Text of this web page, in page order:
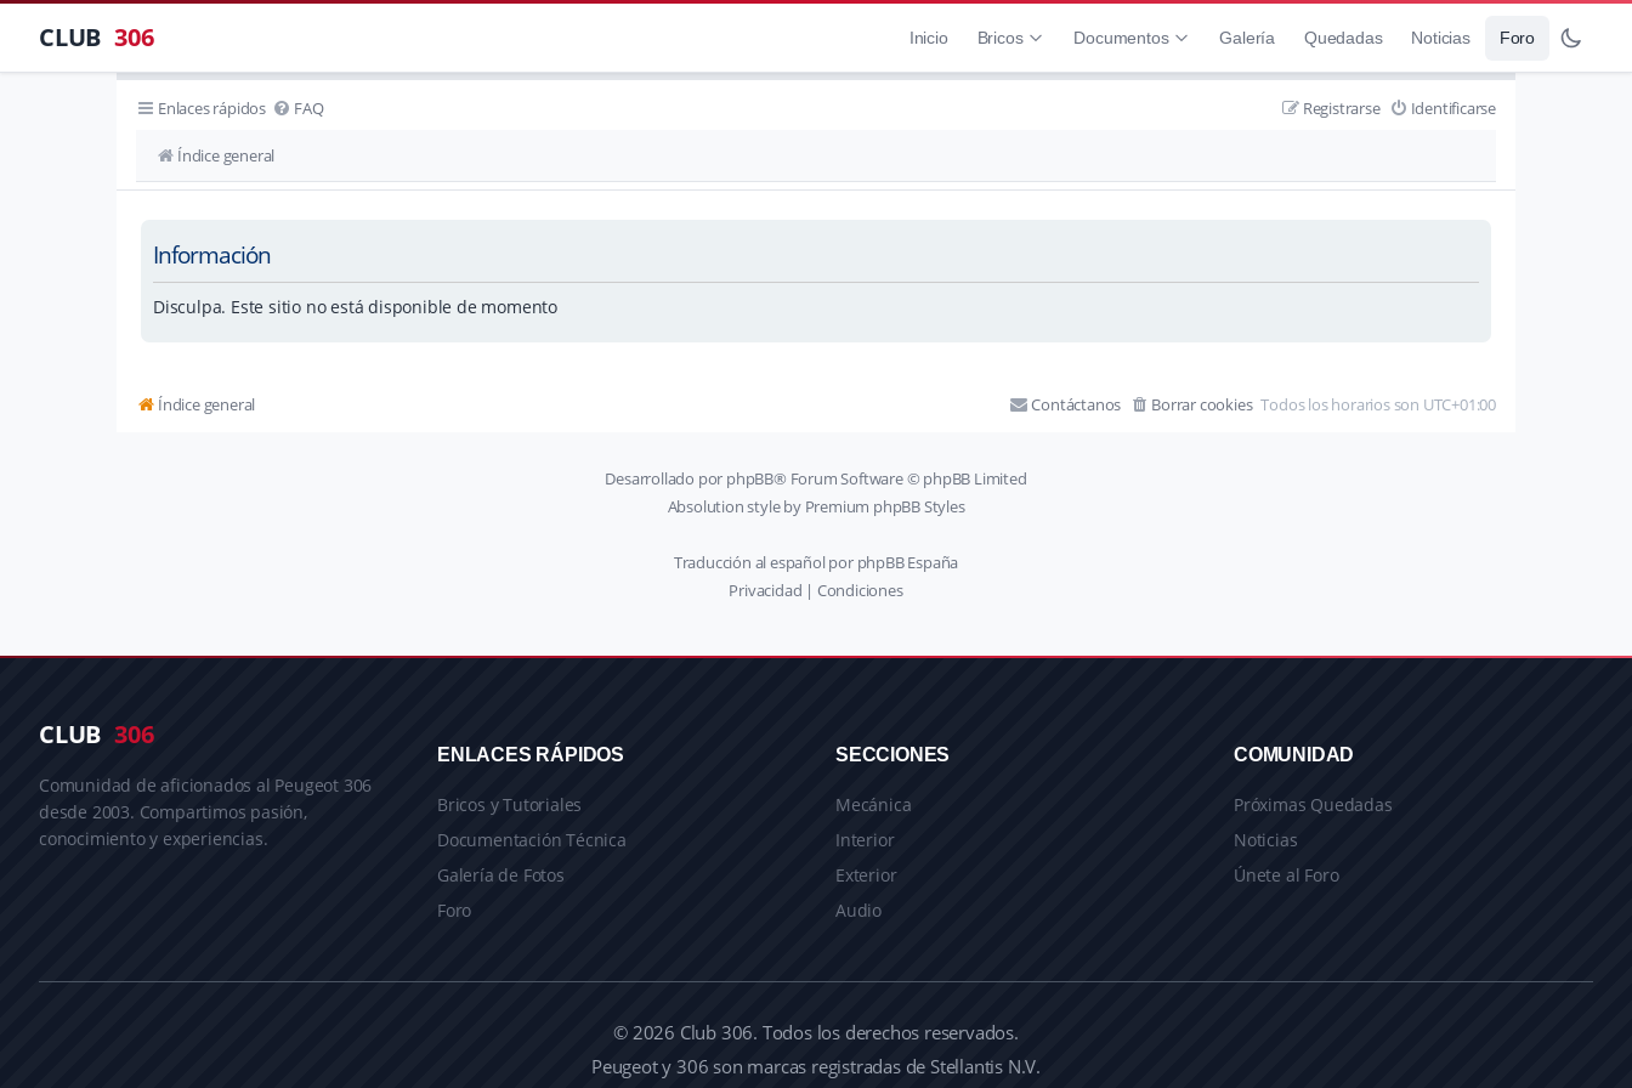
CLUB 306 Inicio Bricos Documentos Galería Quedadas Noticias Foro
Enlaces rápidos FAQ Identificarse
Registrarse
Índice general
Información
Disculpa. Este sitio no está disponible de momento
Índice general Todos los horarios son UTC+01:00
Borrar cookies
Contáctanos
Desarrollado por phpBB® Forum Software © phpBB Limited
Absolution style by Premium phpBB Styles
Traducción al español por phpBB España
Privacidad | Condiciones
CLUB 306
Comunidad de aficionados al Peugeot 306
desde 2003. Compartimos pasión,
conocimiento y experiencias.
ENLACES RÁPIDOS
Bricos y Tutoriales
Documentación Técnica
Galería de Fotos
Foro
SECCIONES
Mecánica
Interior
Exterior
Audio
COMUNIDAD
Próximas Quedadas
Noticias
Únete al Foro
© 2026 Club 306. Todos los derechos reservados.
Peugeot y 306 son marcas registradas de Stellantis N.V.